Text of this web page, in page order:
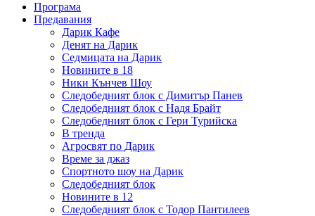
Програма
Предавания
Дарик Кафе
Денят на Дарик
Седмицата на Дарик
Новините в 18
Ники Кънчев Шоу
Следобедният блок с Димитър Панев
Следобедният блок с Надя Брайт
Следобедният блок с Гери Турийска
В тренда
Агросвят по Дарик
Време за джаз
Спортното шоу на Дарик
Следобедният блок
Новините в 12
Следобедният блок с Тодор Пантилеев